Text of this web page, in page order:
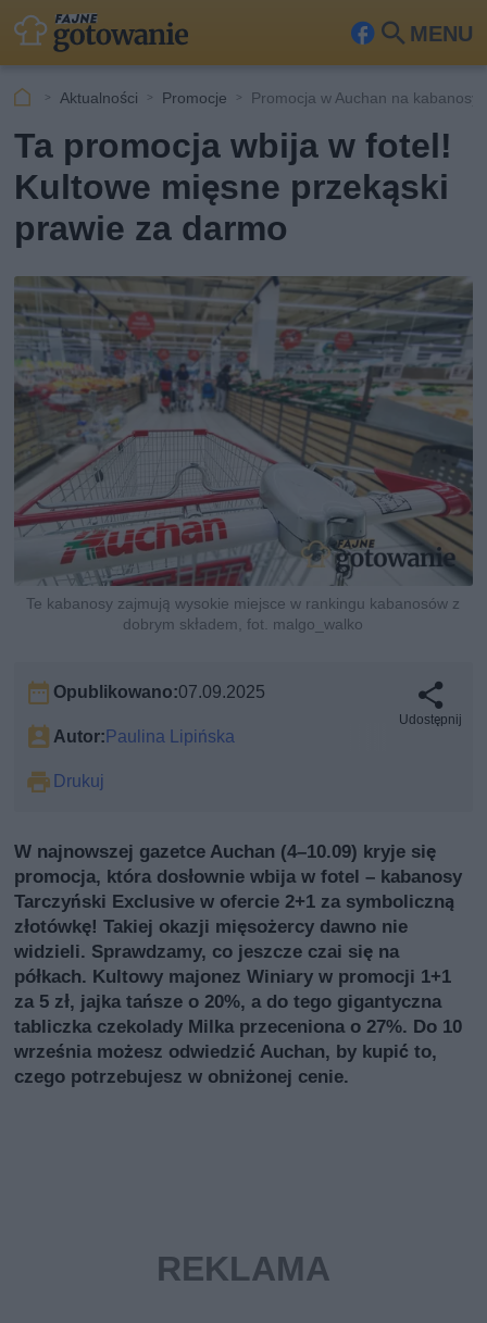
MENU
Fa
ook
Szu
Aktualności Promocje Promocja w Auchan na kabanosy
Ta promocja wbija w fotel!
Kultowe mięsne przekąski
prawie za darmo
Te kabanosy zajmują wysokie miejsce w rankingu kabanosów z
dobrym składem, fot. malgo_walko
Opublikowano:07.09.2025
Autor: Paulina Lipińska
Drukuj
Udostępnij
W najnowszej gazetce Auchan (4–10.09) kryje się
promocja, która dosłownie wbija w fotel – kabanosy
Tarczyński Exclusive w ofercie 2+1 za symboliczną
złotówkę! Takiej okazji mięsożercy dawno nie
widzieli. Sprawdzamy, co jeszcze czai się na
półkach. Kultowy majonez Winiary w promocji 1+1
za 5 zł, jajka tańsze o 20%, a do tego gigantyczna
tabliczka czekolady Milka przeceniona o 27%. Do 10
września możesz odwiedzić Auchan, by kupić to,
czego potrzebujesz w obniżonej cenie.